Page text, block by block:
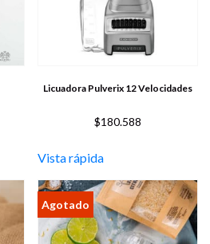
Licuadora Pulverix 12 Velocidades
$180.588
Vista rápida